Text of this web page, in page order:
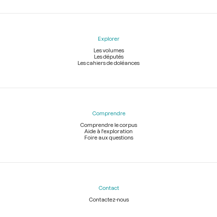
Explorer
Les volumes
Les députés
Les cahiers de doléances
Comprendre
Comprendre le corpus
Aide à l'exploration
Foire aux questions
Contact
Contactez-nous